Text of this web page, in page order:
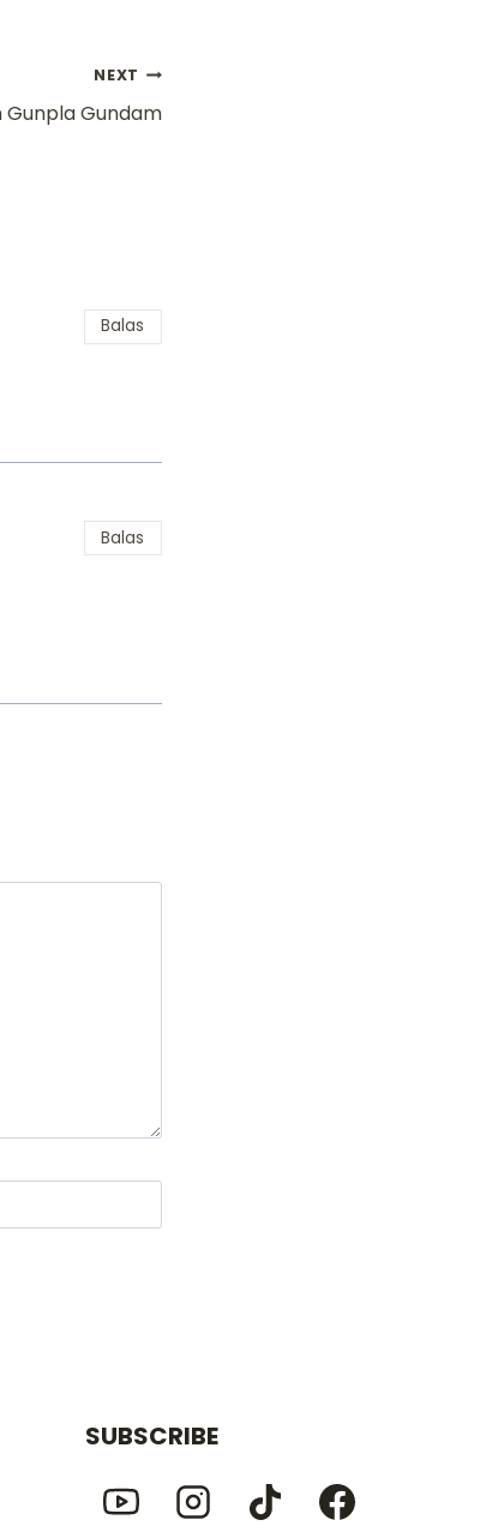
NEXT
Gunpla Gundam
Balas
Balas
SUBSCRIBE